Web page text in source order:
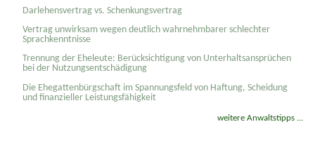
Darlehensvertrag vs. Schenkungsvertrag
Vertrag unwirksam wegen deutlich wahrnehmbarer schlechter
Sprachkenntnisse
Trennung der Eheleute: Berücksichtigung von Unterhaltsansprüchen
bei der Nutzungsentschädigung
Die Ehegattenbürgschaft im Spannungsfeld von Haftung, Scheidung
und finanzieller Leistungsfähigkeit
weitere Anwaltstipps ...